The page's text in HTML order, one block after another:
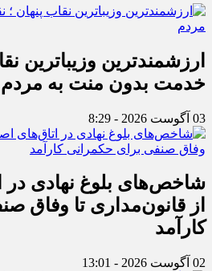
ارزشمندترین وزیباترین
خدمت بدون منت به مردم
03 آگوست 2026 - 8:29
شاخص‌های بلوغ نهادی در
از قانون‌مداری تا وفاق
کارآمد
02 آگوست 2026 - 13:01